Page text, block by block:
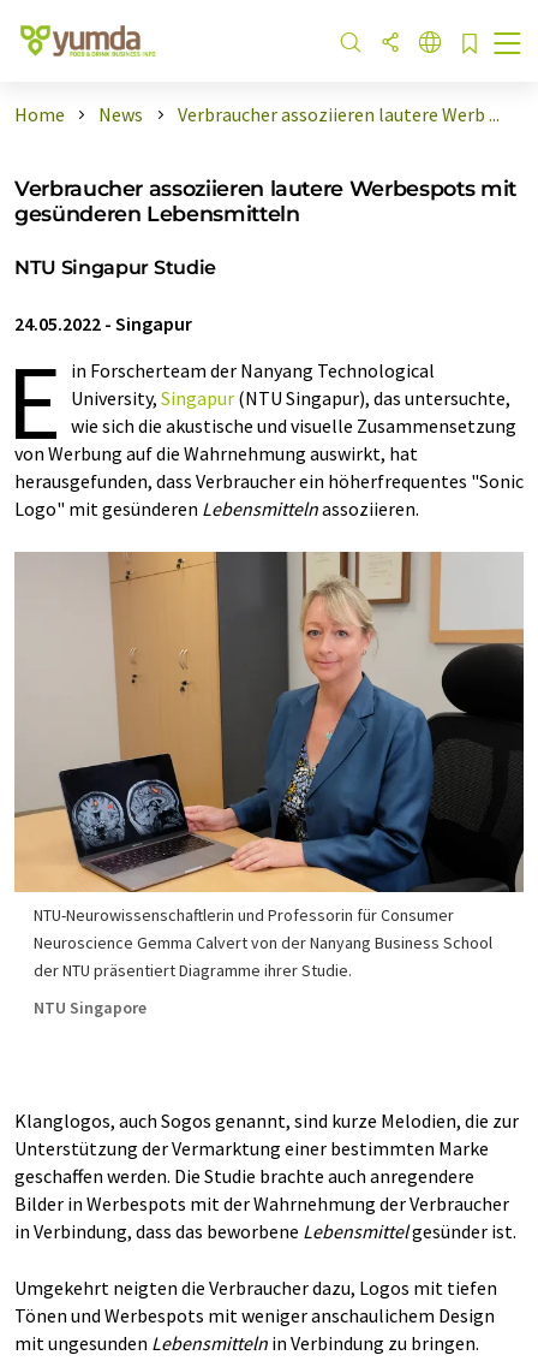
Home News Verbraucher assoziieren lautere Werb ...
Verbraucher assoziieren lautere Werbespots mit
gesünderen Lebensmitteln
NTU Singapur Studie
24.05.2022 - Singapur
E
in Forscherteam der Nanyang Technological
University, Singapur (NTU Singapur), das untersuchte,
wie sich die akustische und visuelle Zusammensetzung
von Werbung auf die Wahrnehmung auswirkt, hat
herausgefunden, dass Verbraucher ein höherfrequentes "Sonic
Logo" mit gesünderen Lebensmittelnassoziieren.
NTU-Neurowissenschaftlerin und Professorin für Consumer
Neuroscience Gemma Calvert von der Nanyang Business School
der NTU präsentiert Diagramme ihrer Studie.
NTU Singapore
Klanglogos, auch Sogos genannt, sind kurze Melodien, die zur
Unterstützung der Vermarktung einer bestimmten Marke
geschaffen werden. Die Studie brachte auch anregendere
Bilder in Werbespots mit der Wahrnehmung der Verbraucher
in Verbindung, dass das beworbene Lebensmittelgesünder ist.
Umgekehrt neigten die Verbraucher dazu, Logos mit tiefen
Tönen und Werbespots mit weniger anschaulichem Design
mit ungesunden Lebensmitteln in Verbindung zu bringen.